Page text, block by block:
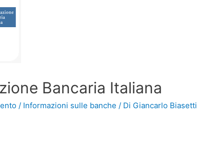
Bancaria Italiana
/ Informazioni sulle banche / Di Giancarlo Biasetti